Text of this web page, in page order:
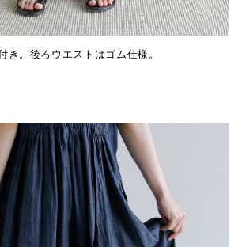
き。後ろウエストはゴム仕様。